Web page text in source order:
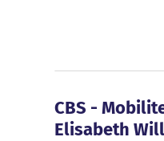
CBS -
CBS -
Elisabeth